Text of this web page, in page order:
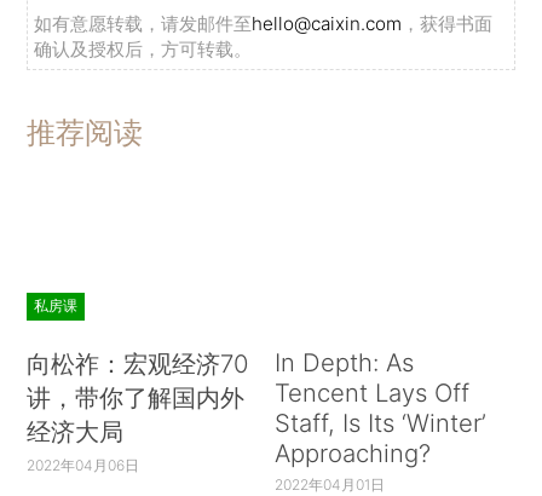
如有意愿转载，请发邮件至hello@caixin.com ，获得书面
确认及授权后，方可转载。
推荐阅读
私房课
向松祚：宏观经济70
讲，带你了解国内外
经济大局
2022年04月06日
In Depth: As
Tencent Lays Off
Staff, Is Its ‘Winter’
Approaching?
2022年04月01日